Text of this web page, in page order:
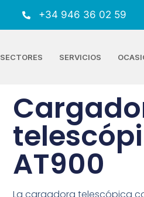
+34 946 36 02 59
SECTORES SERVICIOS
AT900